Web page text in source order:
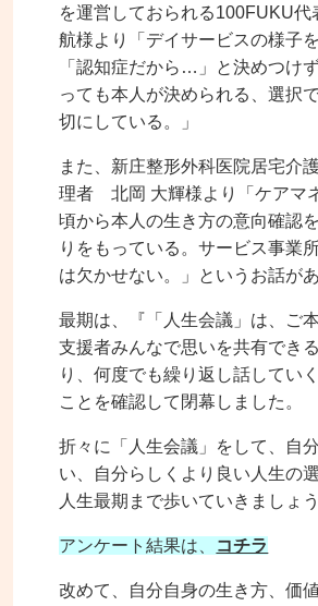
を運営しておられる100FUKU
航様より「デイサービスの様子
「認知症だから…」と決めつけ
っても本人が決められる、選択
切にしている。」
また、新庄整形外科医院居宅介
理者 北岡 大輝様より「ケアマ
頃から本人の生き方の意向確認
りをもっている。サービス事業
は欠かせない。」というお話が
最期は、『「人生会議」は、ご
支援者みんなで思いを共有でき
り、何度でも繰り返し話してい
ことを確認して閉幕しました。
折々に「人生会議」をして、自
い、自分らしくより良い人生の
人生最期まで歩いていきましょう
アンケート結果は、 コチラ
改めて、自分自身の生き方、価